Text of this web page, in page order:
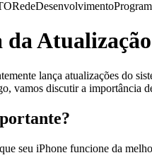
RedeDesenvolvimento
lança atualizações do
vamos discutir a importância
seu iPhone funcione da